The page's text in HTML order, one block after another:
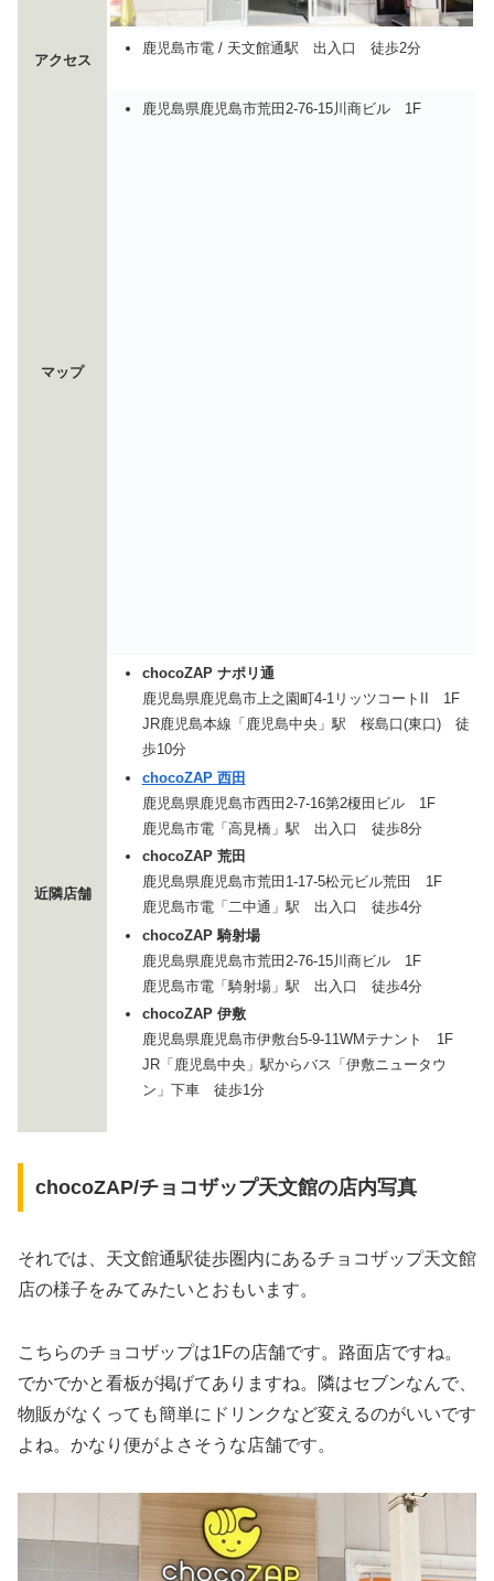
アクセス
鹿児島市電 / 天文館通駅 出入口 徒歩2分
マップ
鹿児島県鹿児島市荒田2-76-15川商ビル 1F
近隣店舗
chocoZAP ナポリ通
鹿児島県鹿児島市上之園町4-1リッツコートII 1F
JR鹿児島本線「鹿児島中央」駅 桜島口(東口) 徒
歩10分
chocoZAP 西田
鹿児島県鹿児島市西田2-7-16第2榎田ビル 1F
鹿児島市電「高見橋」駅 出入口 徒歩8分
chocoZAP 荒田
鹿児島県鹿児島市荒田1-17-5松元ビル荒田 1F
鹿児島市電「二中通」駅 出入口 徒歩4分
chocoZAP 騎射場
鹿児島県鹿児島市荒田2-76-15川商ビル 1F
鹿児島市電「騎射場」駅 出入口 徒歩4分
chocoZAP 伊敷
鹿児島県鹿児島市伊敷台5-9-11WMテナント 1F
JR「鹿児島中央」駅からバス「伊敷ニュータウ
ン」下車 徒歩1分
chocoZAP/チョコザップ天文館の店内写真
それでは、天文館通駅徒歩圏内にあるチョコザップ天文館
店の様子をみてみたいとおもいます。
こちらのチョコザップは1Fの店舗です。路面店ですね。
でかでかと看板が掲げてありますね。隣はセブンなんで、
物販がなくっても簡単にドリンクなど変えるのがいいです
よね。かなり便がよさそうな店舗です。